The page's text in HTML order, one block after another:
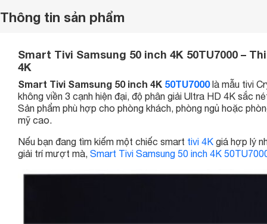
Thông tin sản phẩm
Smart Tivi Samsung 50 inch 4K 50TU7000 –
4K
Smart Tivi Samsung 50 inch 4K 50TU7000là mẫu tivi
không viền 3 cạnh hiện đại, độ phân giải Ultra HD 4K sắc
Sản phẩm phù hợp cho phòng khách, phòng ngủ hoặc
mỹ cao.
Nếu bạn đang tìm kiếm một chiếc smart tivi 4K giá hợp lý
giải trí mượt mà, Smart Tivi Samsung 50 inch 4K